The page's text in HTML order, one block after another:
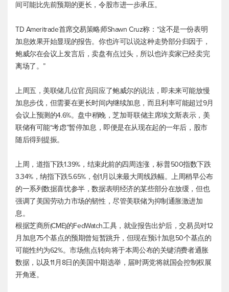
间可能比先前预期的更长，令股市进一步承压。
TD Ameritrade首席交易策略师Shawn Cruz称：“这不是一份表明
加息效果开始显现的报告。你也许可以说这种走势部分归因于，
鲍威尔在会议上发言后，卖盘有点过头，所以也许卖家已经卖完
离场了。”
上周五，美联储几位官员回应了鲍威尔的说法，即未来可能放慢
加息步伐，但需要在更长时间内继续加息，而且利率可能超过9月
会议上预测的4.6%。盘中稍晚，芝加哥联储主席埃文斯表示，美
联储有可能“考虑”暂停加息，即便是在从现在起的一年后，股市
随后得到提振。
上周，道指下跌1.39%，结束此前的四周连涨，标普500指数下跌
3.34%，纳指下跌5.65%，创1月以来最大周线跌幅。上周稍早公布
的一系列数据喜忧参半，数据表明经济的某些部分在放缓，但也
强调了美国劳动力市场的韧性，尽管美联储为抑制通胀激进加
息。
根据芝商所(CME)的FedWatch工具，就业报告出炉后，交易员对12
月加息75个基点的预期曾短暂跳升，但现在预计加息50个基点的
可能性约为62%。市场焦点转向将于本周公布的关键消费者通胀
数据，以及11月8日的美国中期选举，届时两党将就国会控制权展
开角逐。